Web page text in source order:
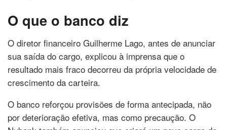
O que o banco diz
O diretor financeiro Guilherme Lago, antes de anunciar
sua saída do cargo, explicou à imprensa que o
resultado mais fraco decorreu da própria velocidade de
crescimento da carteira.
O banco reforçou provisões de forma antecipada, não
por deterioração efetiva, mas como precaução. O